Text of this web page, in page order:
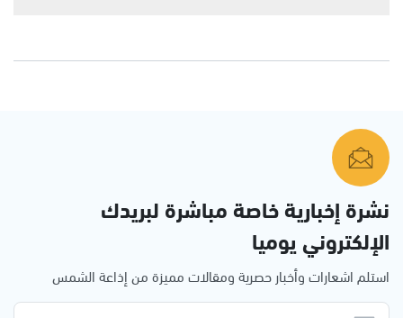
نشرة إخبارية خاصة مباشرة لبريدك
الإلكتروني يوميا
استلم اشعارات وأخبار حصرية ومقالات مميزة من إذاعة الشمس